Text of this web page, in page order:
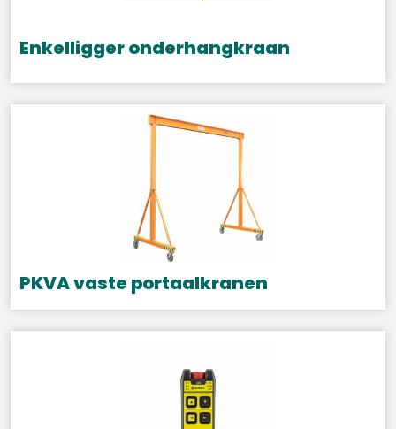
Enkelligger onderhangkraan
PKVA vaste portaalkranen
Dit
product